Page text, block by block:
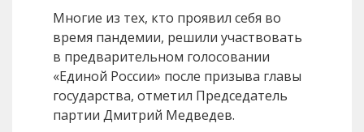
Многие из тех, кто проявил себя во
время пандемии, решили участвовать
в предварительном голосовании
«Единой России» после призыва главы
государства, отметил Председатель
партии Дмитрий Медведев.